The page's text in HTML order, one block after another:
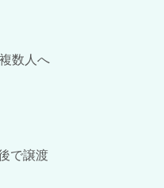
数人へ
で譲渡